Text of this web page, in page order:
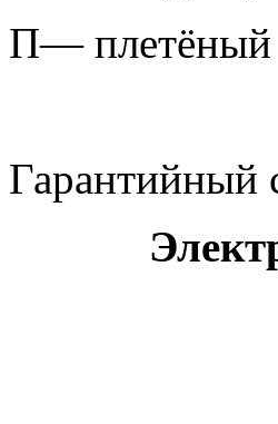
П— плетёный
Гарантийный